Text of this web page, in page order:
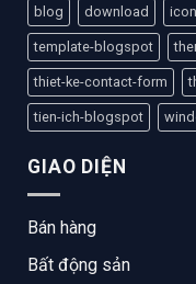
blog download
template-blogspot
thiet-ke-contact-form
tien-ich-blogspot
GIAO DIỆN
Bán hàng
Bất động sản